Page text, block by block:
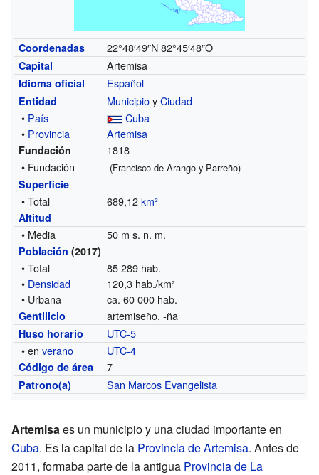
Coordenadas 22°48′49″N 82°45′48″O
Capital Artemisa
Idioma oficial Español
Entidad MunicipioyCiudad
• País
Cuba
• Provincia Artemisa
Fundación
1818
• Fundación
(Francisco de Arango y Parreño)
Superficie
• Total 689,12km²
Altitud
• Media 50 m s. n. m.
Población (2017)
• Total
85 289 hab.
• Densidad
120,3 hab./km²
• Urbana
ca. 60 000 hab.
Gentilicio artemiseño, -ña
Huso horario
UTC-5
• enverano UTC-4
Código de área 7
Patrono(a) San Marcos Evangelista
Artemisaes un municipio y una ciudad importante en
Cuba. Es la capital de la Provincia de Artemisa. Antes de
2011, formaba parte de la antigua Provincia de La